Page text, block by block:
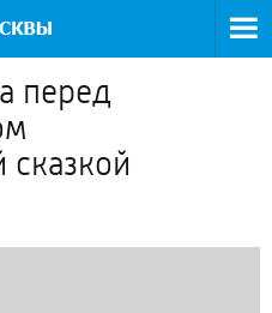
перед
сказкой